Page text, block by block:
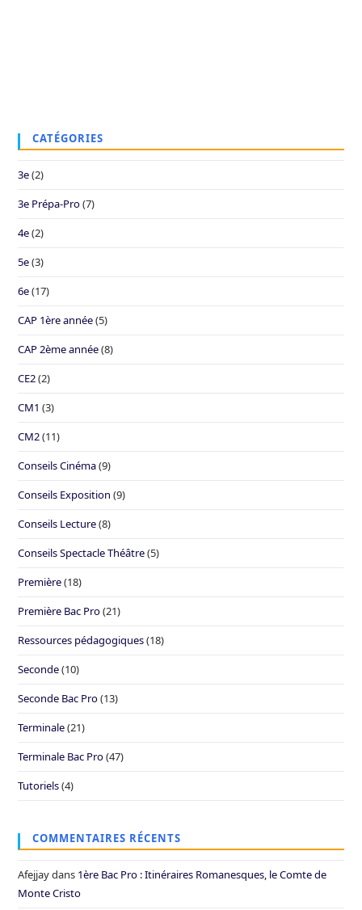
CATÉGORIES
3e(2)
3e Prépa-Pro(7)
4e(2)
5e(3)
6e(17)
CAP 1ère année(5)
CAP 2ème année(8)
CE2(2)
CM1 (3)
CM2(11)
Conseils Cinéma(9)
Conseils Exposition (9)
Conseils Lecture(8)
Conseils Spectacle Théâtre(5)
Première(18)
Première Bac Pro(21)
Ressources pédagogiques(18)
Seconde(10)
Seconde Bac Pro(13)
Terminale(21)
Terminale Bac Pro(47)
Tutoriels(4)
COMMENTAIRES RÉCENTS
Afejjaydans 1ère Bac Pro : Itinéraires Romanesques, le Comte de
Monte Cristo